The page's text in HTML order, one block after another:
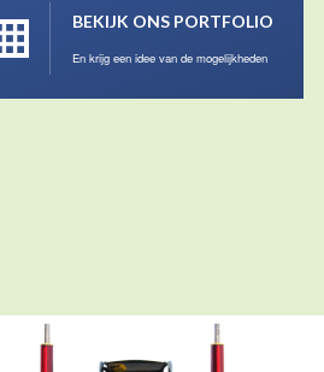
BEKIJK ONS PORTFOLIO
En krijg een idee van de mogelijkheden